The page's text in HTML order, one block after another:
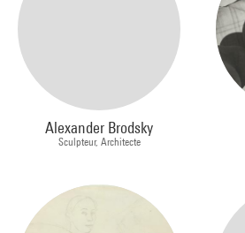
Alexander Brodsky
Sculpteur, Architecte